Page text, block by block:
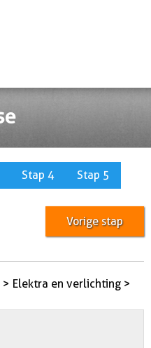
Stap 4 Stap 5
Vorige stap
Elektra en verlichting >